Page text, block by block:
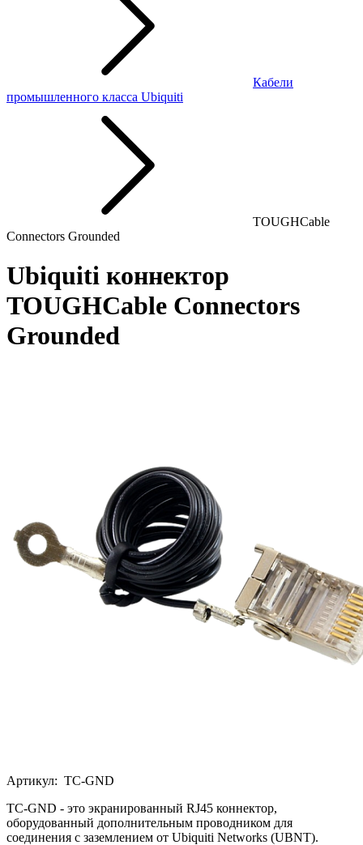
Кабели
промышленного класса Ubiquiti
TOUGHCable
Connectors Grounded
Ubiquiti коннектор
TOUGHCable Connectors
Grounded
Артикул: TC-GND
TC-GND - это экранированный RJ45 коннектор,
оборудованный дополнительным проводником для
соединения с заземлением от Ubiquiti Networks (UBNT).